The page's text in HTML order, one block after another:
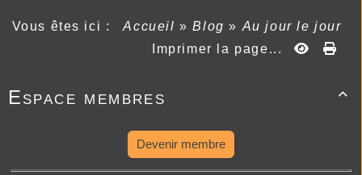
Vous êtes ici : Accueil»Blog » Au jour le jour
Imprimer la page...

Espace membres
Devenir membre